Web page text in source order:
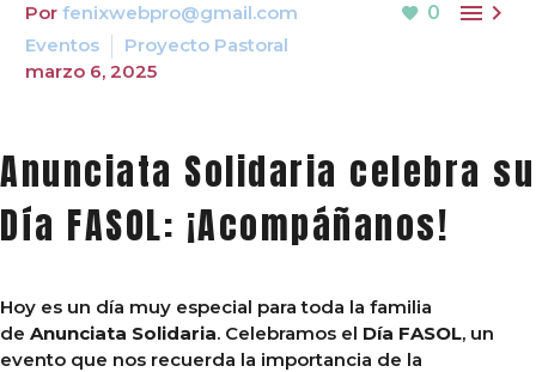
0  
Por fenixwebpro@gmail.com
Eventos
Proyecto Pastoral
marzo 6, 2025
Anunciata Solidaria celebra su
Día FASOL: ¡Acompáñanos!
Hoy es un día muy especial para toda la familia
de Anunciata Solidaria. Celebramos el Día FASOL, un
evento que nos recuerda la importancia de la